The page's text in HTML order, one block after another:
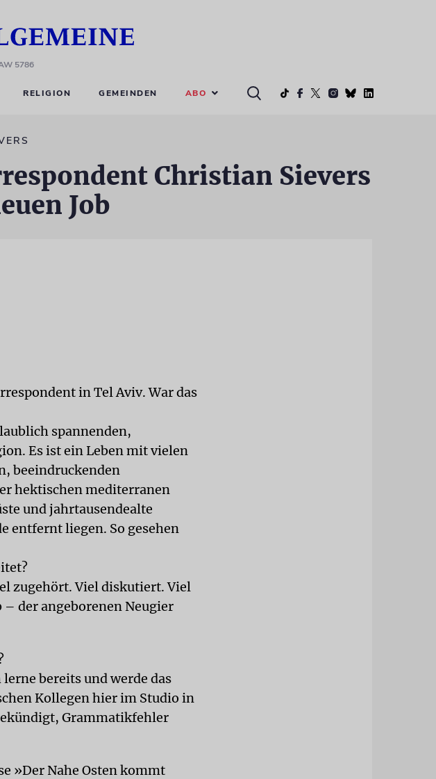
5786
RELIGION GEMEINDEN ABO
Christian Sievers
Job
in Tel Aviv. War das
spannenden,
Es ist ein Leben mit vielen
beeindruckenden
hektischen mediterranen
und jahrtausendealte
entfernt liegen. So gesehen
zugehört. Viel diskutiert. Viel
– der angeborenen Neugier
bereits und werde das
Kollegen hier im Studio in
Grammatikfehler
»Der Nahe Osten kommt